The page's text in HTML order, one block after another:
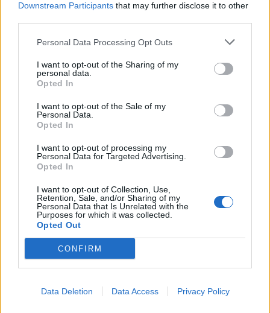
Downstream Participants that may further disclose it to other
Personal Data Processing Opt Outs
I want to opt-out of the Sharing of my
personal data.
Opted In
I want to opt-out of the Sale of my
Personal Data.
Opted In
I want to opt-out of processing my
Personal Data for Targeted Advertising.
Opted In
I want to opt-out of Collection, Use,
Retention, Sale, and/or Sharing of my
Personal Data that Is Unrelated with the
Purposes for which it was collected.
Opted Out
CONFIRM
Data Deletion Data Access Privacy Policy
Máltai kaland 7.
10 tanács, ha jobban akarod érezni magad
a hétköznapokban